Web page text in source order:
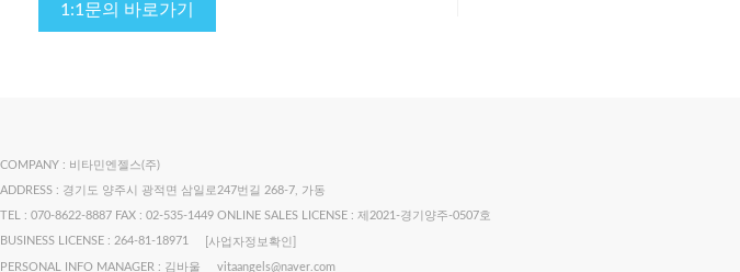
1:1문의 바로가기
COMPANY : 비타민엔젤스(주)
ADDRESS : 경기도 양주시 광적면 삼일로247번길 268-7, 가동
TEL : 070-8622-8887 FAX : 02-535-1449 ONLINE SALES LICENSE : 제2021-경기양주-0507호
BUSINESS LICENSE : 264-81-18971 [사업자정보확인]
PERSONAL INFO MANAGER : 김바울 vitaangels@naver.com